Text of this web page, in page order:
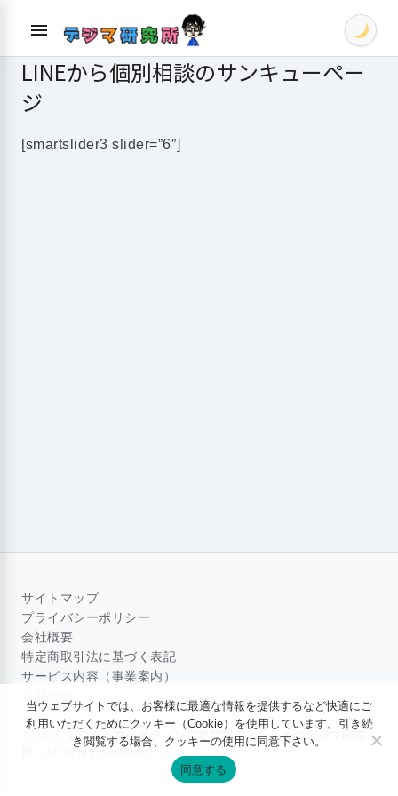
menu
LINEから個別相談のサンキューペー
ジ
[smartslider3 slider=”6″]
サイトマップ
プライバシーポリシー
会社概要
特定商取引法に基づく表記
サービス内容（事業案内）
デジタルマーケティング専門家ジュンイチのデジマ研究
. All rights reserved.
当ウェブサイトでは、お客様に最適な情報を提供するなど快適にご
利用いただくためにクッキー（Cookie）を使用しています。引き続
き閲覧する場合、クッキーの使用に同意下さい。
同意する